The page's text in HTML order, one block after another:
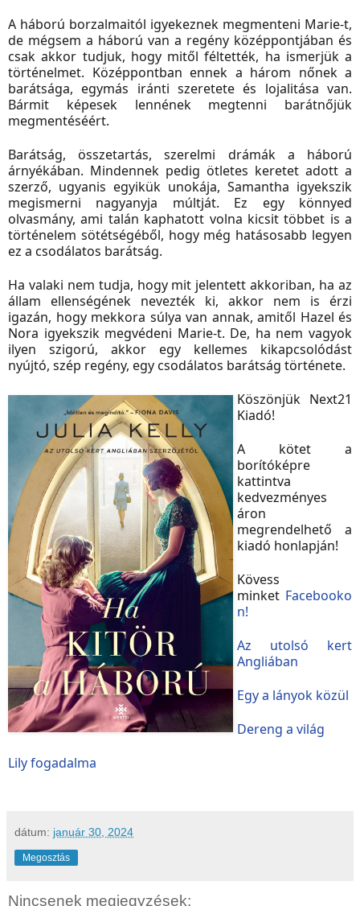
A háború borzalmaitól igyekeznek megmenteni Marie-t,
de mégsem a háború van a regény középpontjában és
csak akkor tudjuk, hogy mitől féltették, ha ismerjük a
történelmet. Középpontban ennek a három nőnek a
barátsága, egymás iránti szeretete és lojalitása van.
Bármit képesek lennének megtenni barátnőjük
megmentéséért.
Barátság, összetartás, szerelmi drámák a háború
árnyékában. Mindennek pedig ötletes keretet adott a
szerző, ugyanis egyikük unokája, Samantha igyekszik
megismerni nagyanyja múltját. Ez egy könnyed
olvasmány, ami talán kaphatott volna kicsit többet is a
történelem sötétségéből, hogy még hatásosabb legyen
ez a csodálatos barátság.
Ha valaki nem tudja, hogy mit jelentett akkoriban, ha az
állam ellenségének nevezték ki, akkor nem is érzi
igazán, hogy mekkora súlya van annak, amitől Hazel és
Nora igyekszik megvédeni Marie-t. De, ha nem vagyok
ilyen szigorú, akkor egy kellemes kikapcsolódást
nyújtó, szép regény, egy csodálatos barátság története.
Köszönjük Next21
Kiadó!
A kötet a
borítóképre
kattintva
kedvezményes
áron
megrendelhető a
kiadó honlapján!
Kövess
minket Facebooko
n!
Az utolsó kert
Angliában
Egy a lányok közül
Dereng a világ
Lily fogadalma
dátum: január 30, 2024
Megosztás
Nincsenek megjegyzések: